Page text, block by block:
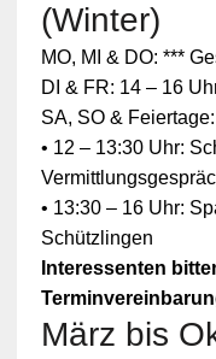
(Winter)
MO, MI & DO: ***
DI & FR: 14 – 16
SA, SO & Feiertage:
• 12 – 13:30 Uhr:
• 13:30 – 16 Uhr:
Schützlingen
Interessenten
März bis
Zum